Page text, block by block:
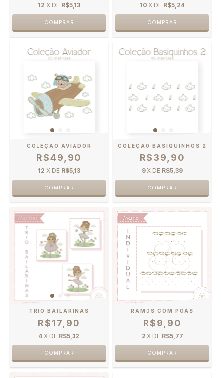
12 X DE R$5,13 10 X DE R$5,24
COLEÇÃO AVIADOR
R$49,90
12 X DE R$5,13
COLEÇÃO BASIQUINHOS 2
R$39,90
9 X DE R$5,39
TRIO BAILARINAS
R$17,90
4 X DE R$5,32
RAMOS COM POÁS
R$9,90
2 X DE R$5,77